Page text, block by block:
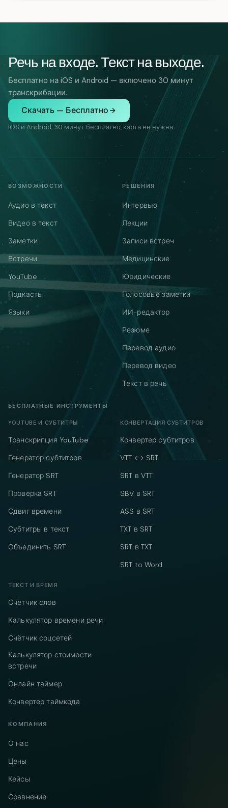
Речь на входе. Текст на выходе.
Бесплатно на iOS и Android — включено 30 минут
транскрибации.
Скачать — Бесплатно
iOS и Android. 30 минут бесплатно, карта не нужна.
ВОЗМОЖНОСТИ
Аудио в текст
Видео в текст
Заметки
Встречи
YouTube
Подкасты
Языки
РЕШЕНИЯ
Интервью
Лекции
Записи встреч
Медицинские
Юридические
Голосовые заметки
ИИ-редактор
Резюме
Перевод аудио
Перевод видео
Текст в речь
БЕСПЛАТНЫЕ ИНСТРУМЕНТЫ
YOUTUBE И СУБТИТРЫ
Транскрипция YouTube
Генератор субтитров
Генератор SRT
Проверка SRT
Сдвиг времени
Субтитры в текст
Объединить SRT
КОНВЕРТАЦИЯ СУБТИТРОВ
Конвертер субтитров
VTT ↔ SRT
SRT в VTT
SBV в SRT
ASS в SRT
TXT в SRT
SRT в TXT
SRT to Word
ТЕКСТ И ВРЕМЯ
Счётчик слов
Калькулятор времени речи
Счётчик соцсетей
Калькулятор стоимости
встречи
Онлайн таймер
Конвертер таймкода
КОМПАНИЯ
О нас
Цены
Кейсы
Сравнение